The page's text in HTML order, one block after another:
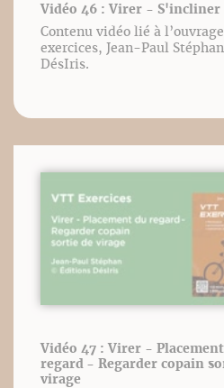
Vidéo 46 : Virer - S'incliner
Contenu vidéo lié à
exercices, Jean-Paul
DésIris.
Vidéo 47 : Virer -
regard - Regarder copain
virage